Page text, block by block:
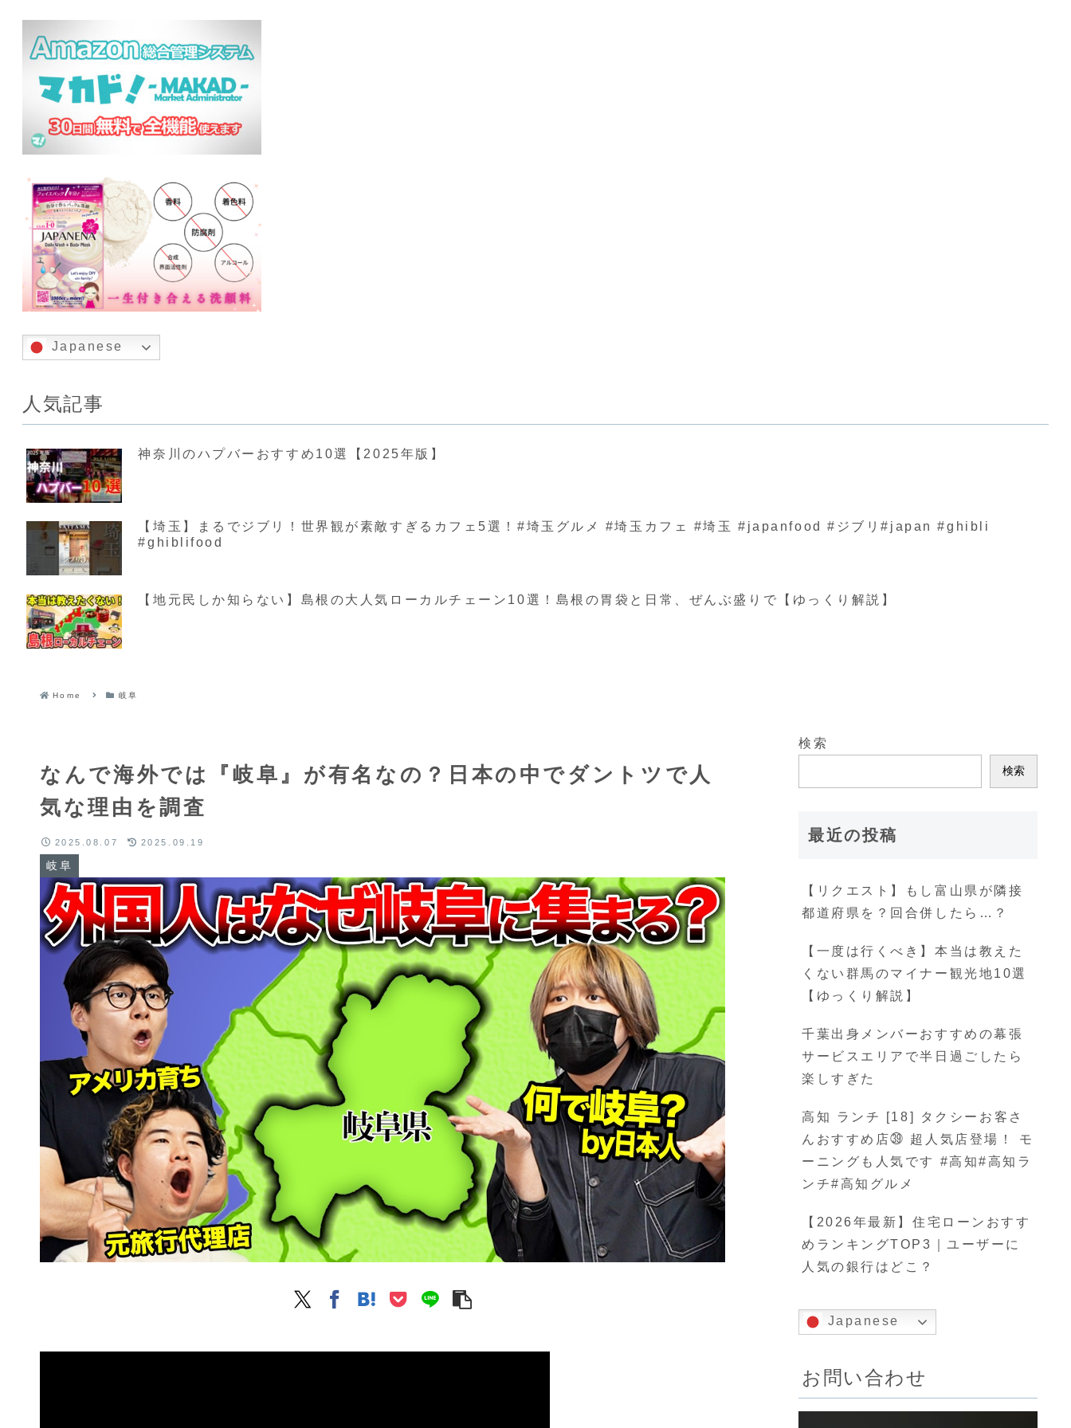
Japanese
人気記事
神奈川のハプバーおすすめ10選【2025年版】
【埼玉】まるでジブリ！世界観が素敵すぎるカフェ5選！#埼玉グルメ #埼玉カフェ #埼玉 #japanfood #ジブリ#japan #ghibli
#ghiblifood
【地元民しか知らない】島根の大人気ローカルチェーン10選！島根の胃袋と日常、ぜんぶ盛りで【ゆっくり解説】
Home 岐阜
なんで海外では『岐阜』が有名なの？日本の中でダントツで人
気な理由を調査
岐阜
2025.08.07 2025.09.19
検索
検索
最近の投稿
【リクエスト】もし富山県が隣接
都道府県を？回合併したら…？
【一度は行くべき】本当は教えた
くない群馬のマイナー観光地10選
【ゆっくり解説】
千葉出身メンバーおすすめの幕張
サービスエリアで半日過ごしたら
楽しすぎた
高知 ランチ [18] タクシーお客さ
んおすすめ店㊴ 超人気店登場！ モ
ーニングも人気です #高知#高知ラ
ンチ#高知グルメ
【2026年最新】住宅ローンおすす
めランキングTOP3｜ユーザーに
人気の銀行はどこ？
Japanese
お問い合わせ